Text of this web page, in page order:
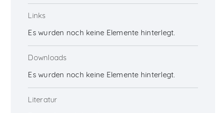
Links
Es wurden noch keine Elemente hinterlegt.
Downloads
Es wurden noch keine Elemente hinterlegt.
Literatur